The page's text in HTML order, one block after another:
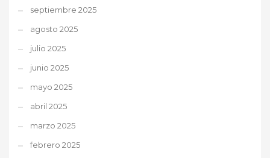
septiembre 2025
agosto 2025
julio 2025
junio 2025
mayo 2025
abril 2025
marzo 2025
febrero 2025